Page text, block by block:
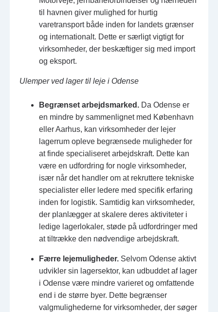
til havnen giver mulighed for hurtig
varetransport både inden for landets grænser
og internationalt. Dette er særligt vigtigt for
virksomheder, der beskæftiger sig med import
og eksport.
Ulemper ved lager til leje i Odense
Begrænset arbejdsmarked. Da Odense er
en mindre by sammenlignet med København
eller Aarhus, kan virksomheder der lejer
lagerrum opleve begrænsede muligheder for
at finde specialiseret arbejdskraft. Dette kan
være en udfordring for nogle virksomheder,
især når det handler om at rekruttere tekniske
specialister eller ledere med specifik erfaring
inden for logistik. Samtidig kan virksomheder,
der planlægger at skalere deres aktiviteter i
ledige lagerlokaler, støde på udfordringer med
at tiltrække den nødvendige arbejdskraft.
Færre lejemuligheder. Selvom Odense aktivt
udvikler sin lagersektor, kan udbuddet af lager
i Odense være mindre varieret og omfattende
end i de større byer. Dette begrænser
valgmulighederne for virksomheder, der søger